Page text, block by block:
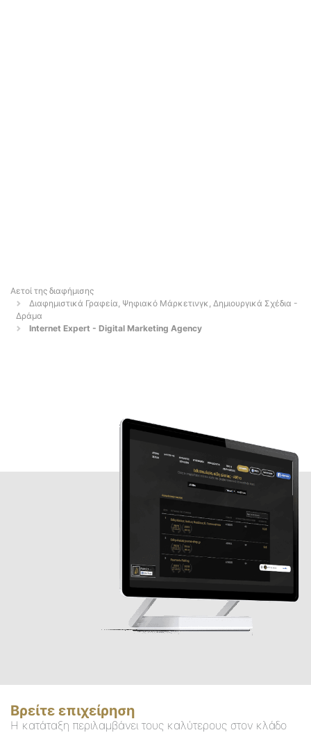
Αετοί της διαφήμισης
Διαφημιστικά Γραφεία, Ψηφιακό Μάρκετινγκ, Δημιουργικά Σχέδια -
Δράμα
Internet Expert - Digital Marketing Agency
Βρείτε επιχείρηση
Η κατάταξη περιλαμβάνει τους καλύτερους στον κλάδο